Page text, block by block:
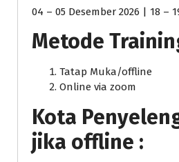
04 – 05 Desember 2026 | 18 –
Metode
Tatap Muka/offline
Online via zoom
Kota
jika offline :